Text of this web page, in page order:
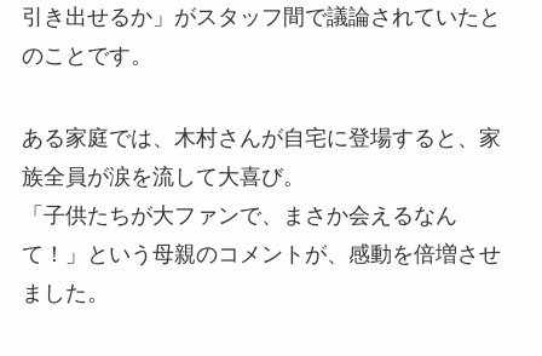
引き出せるか」がスタッフ間で議論されていたと
のことです。
ある家庭では、木村さんが自宅に登場すると、家
族全員が涙を流して大喜び。
「子供たちが大ファンで、まさか会えるなん
て！」という母親のコメントが、感動を倍増させ
ました。